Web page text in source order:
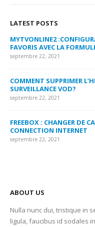
LATEST POSTS
MYTVONLINE2
FAVORIS AVEC LA
septembre 22, 2021
COMMENT SUPPRIMER
SURVEILLANCE VOD?
septembre 22, 2021
FREEBOX : CHANGER DE
CONNECTION INTERNET
septembre 22, 2021
ABOUT US
Nulla nunc dui, tristique in
ligula, faucibus id sodales